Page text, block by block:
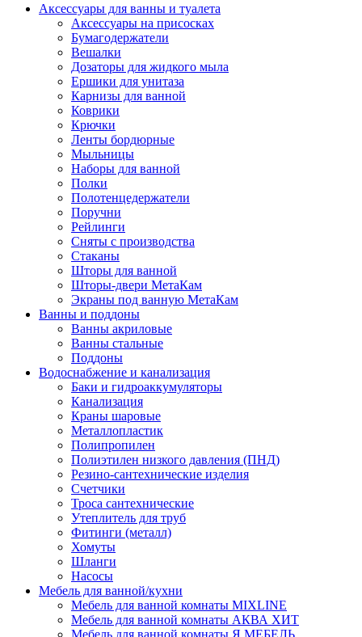
Аксессуары для ванны и туалета
Аксессуары на присосках
Бумагодержатели
Вешалки
Дозаторы для жидкого мыла
Ершики для унитаза
Карнизы для ванной
Коврики
Крючки
Ленты бордюрные
Мыльницы
Наборы для ванной
Полки
Полотенцедержатели
Поручни
Рейлинги
Сняты с производства
Стаканы
Шторы для ванной
Шторы-двери МетаКам
Экраны под ванную МетаКам
Ванны и поддоны
Ванны акриловые
Ванны стальные
Поддоны
Водоснабжение и канализация
Баки и гидроаккумуляторы
Канализация
Краны шаровые
Металлопластик
Полипропилен
Полиэтилен низкого давления (ПНД)
Резино-сантехнические изделия
Счетчики
Троса сантехнические
Утеплитель для труб
Фитинги (металл)
Хомуты
Шланги
Насосы
Мебель для ванной/кухни
Мебель для ванной комнаты MIXLINE
Мебель для ванной комнаты АКВА ХИТ
Мебель для ванной комнаты Я МЕБЕЛЬ